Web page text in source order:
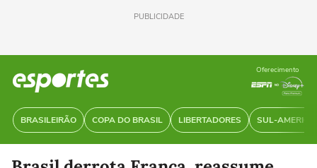
PUBLICIDADE
BRASILEIRÃO COPA DO BRASIL LIBERTADORES SUL-
Oferecimento